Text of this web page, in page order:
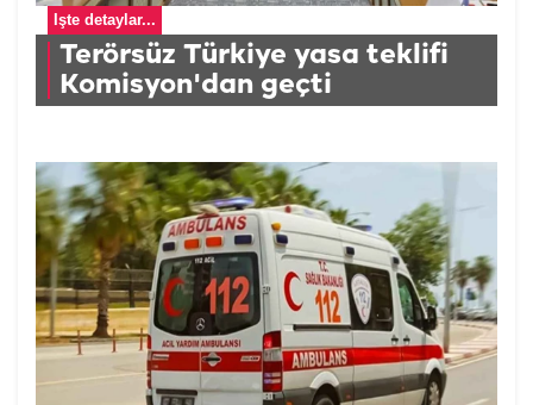
İşte detaylar...
Terörsüz Türkiye yasa teklifi
Komisyon'dan geçti